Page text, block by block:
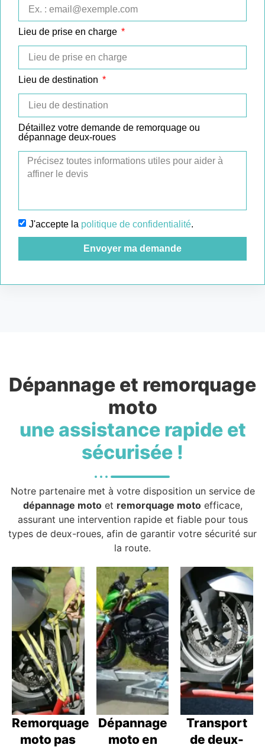
Lieu de prise en charge
Lieu de destination
Détaillez votre demande de remorquage ou
dépannage deux-roues
J'accepte la politique de confidentialité.
Envoyer ma demande
Dépannage et remorquage
moto
une assistance rapide et
sécurisée !
Notre partenaire met à votre disposition un service de
dépannage motoet remorquage motoefficace,
assurant une intervention rapide et fiable pour tous
types de deux-roues, afin de garantir votre sécurité sur
la route.
Remorquage
moto pas
Dépannage
moto en
Transport
de deux-